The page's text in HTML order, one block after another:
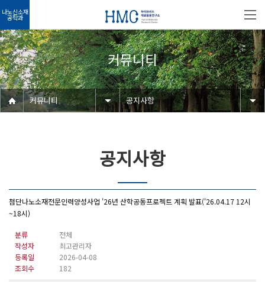
나노신소재
공학과
커뮤니티
커뮤니티 공지사항
공지사항
첨단나노소재전문인력양성사업 '26년 산학공동프로젝트 계획 발표('26.04.17 12시
~18시)
분류
전체
작성자
최고관리자
등록일
2026-04-08
조회수
182